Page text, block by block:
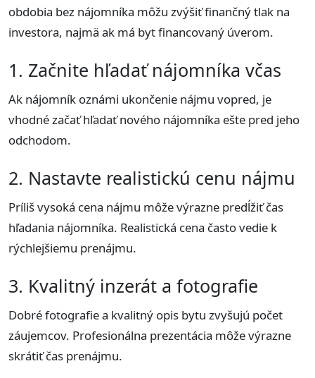
obdobia bez nájomníka môžu zvýšiť finančný tlak na
investora, najmä ak má byt financovaný úverom.
1. Začnite hľadať nájomníka včas
Ak nájomník oznámi ukončenie nájmu vopred, je
vhodné začať hľadať nového nájomníka ešte pred jeho
odchodom.
2. Nastavte realistickú cenu nájmu
Príliš vysoká cena nájmu môže výrazne predĺžiť čas
hľadania nájomníka. Realistická cena často vedie k
rýchlejšiemu prenájmu.
3. Kvalitný inzerát a fotografie
Dobré fotografie a kvalitný opis bytu zvyšujú počet
záujemcov. Profesionálna prezentácia môže výrazne
skrátiť čas prenájmu.